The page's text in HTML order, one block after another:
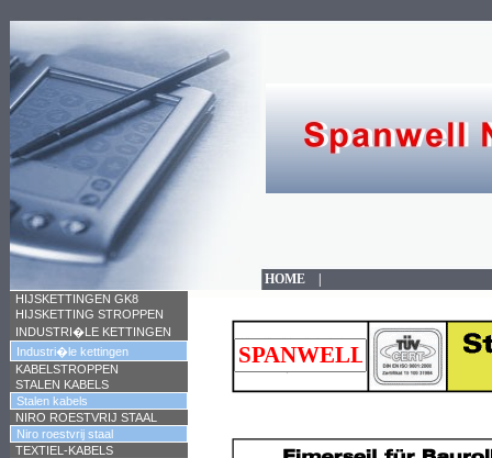
HOME
HIJSKETTINGEN GK8
HIJSKETTING STROPPEN
INDUSTRI�LE KETTINGEN
Industri�le kettingen
KABELSTROPPEN
STALEN KABELS
Stalen kabels
NIRO ROESTVRIJ STAAL
Niro roestvrij staal
TEXTIEL-KABELS